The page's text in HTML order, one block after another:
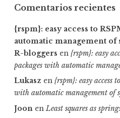
Comentarios recientes
{rspm}: easy access to
automatic management of
R-bloggers en {rspm}: easy
packages with automatic
Lukasz en {rspm}: easy access
with automatic management of
Joon en Least squares as